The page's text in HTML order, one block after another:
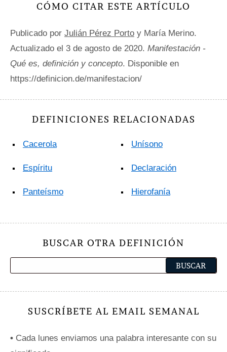
CÓMO CITAR ESTE ARTÍCULO
Publicado por Julián Pérez Porto y María Merino.
Actualizado el 3 de agosto de 2020. Manifestación -
Qué es, definición y concepto. Disponible en
https://definicion.de/manifestacion/
DEFINICIONES RELACIONADAS
Cacerola
Espíritu
Panteísmo
Unísono
Declaración
Hierofanía
BUSCAR OTRA DEFINICIÓN
SUSCRÍBETE AL EMAIL SEMANAL
• Cada lunes enviamos una palabra interesante con su